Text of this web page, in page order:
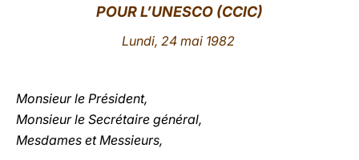
POUR L’UNESCO (CCIC)
Lundi, 24 mai 1982
Monsieur le Président,
Monsieur le Secrétaire général,
Mesdames et Messieurs,